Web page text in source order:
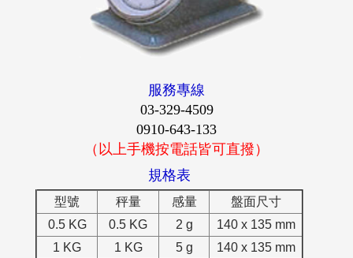
服務專線
03-329-4509
0910-643-133
（以上手機按電話皆可直撥）
規格表
型號 秤量 感量
盤面尺寸
0.5 KG
0.5 KG 2 g
140 x 135 mm
1 KG
1 KG 5 g
140 x 135 mm